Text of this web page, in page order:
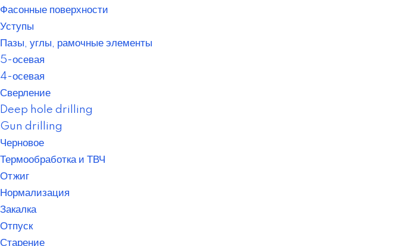
Фасонные поверхности
Уступы
Пазы, углы, рамочные элементы
5-осевая
4-осевая
Сверление
Deep hole drilling
Gun drilling
Черновое
Термообработка и ТВЧ
Отжиг
Нормализация
Закалка
Отпуск
Старение